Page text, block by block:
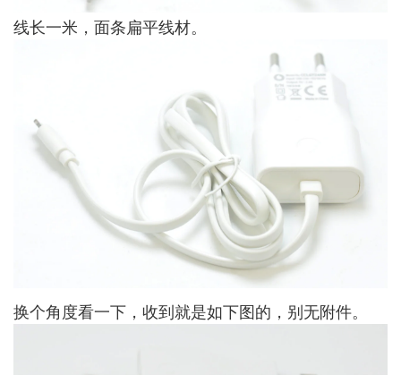
线长一米，面条扁平线材。
换个角度看一下，收到就是如下图的，别无附件。